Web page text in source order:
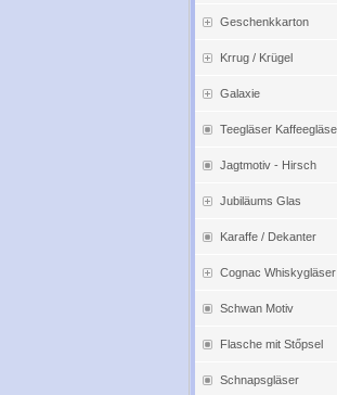
Geschenkkarton
Krrug / Krügel
Galaxie
Teegläser
Jagtmotiv - Hirsch
Jubiläums Glas
Karaffe / Dekanter
Cognac Whiskygläser
Schwan Motiv
Flasche mit Stőpsel
Schnapsgläser